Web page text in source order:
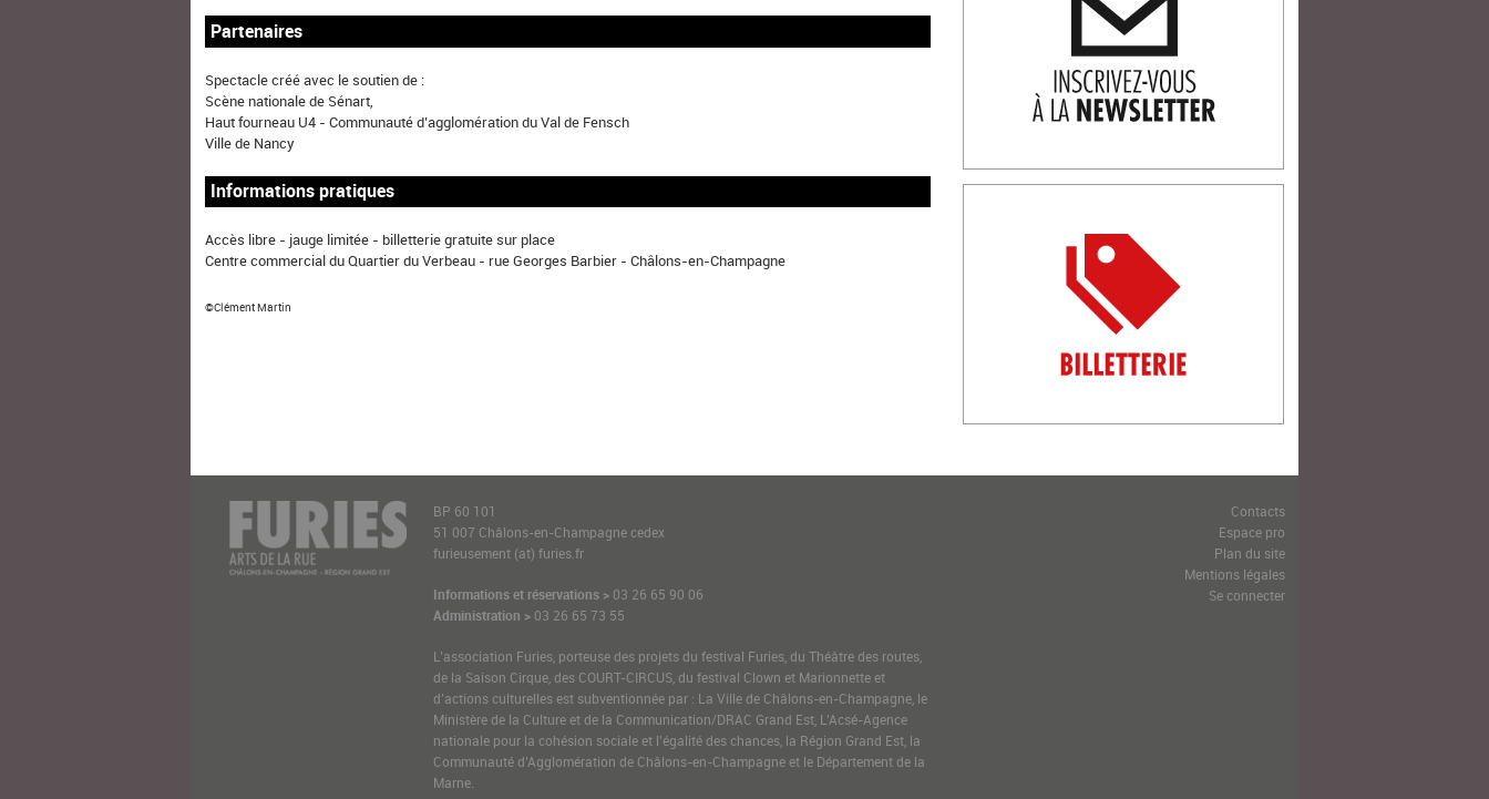
Partenaires
Spectacle créé avec le soutien de :
Scène nationale de Sénart,
Haut fourneau U4 - Communauté d’agglomération du Val de Fensch
Ville de Nancy
Informations pratiques
Accès libre - jauge limitée - billetterie gratuite sur place
Centre commercial du Quartier du Verbeau - rue Georges Barbier - Châlons-en-Champagne
©Clément Martin
BP 60 101
51 007 Châlons-en-Champagne cedex
furieusement (at) furies.fr
Informations et réservations > 03 26 65 90 06
Administration > 03 26 65 73 55
L’association Furies, porteuse des projets du festival Furies, du Théâtre des routes,
de la Saison Cirque, des COURT-CIRCUS, du festival Clown et Marionnette et
d’actions culturelles est subventionnée par : La Ville de Châlons-en-Champagne, le
Ministère de la Culture et de la Communication/DRAC Grand Est, L’Acsé-Agence
nationale pour la cohésion sociale et l’égalité des chances, la Région Grand Est, la
Communauté d’Agglomération de Châlons-en-Champagne et le Département de la
Marne.
Contacts
Espace pro
Plan du site
Mentions légales
Se connecter